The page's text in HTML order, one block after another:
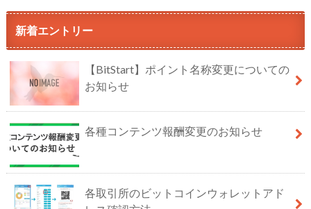
新着エントリー
【BitStart】ポイント名称変更についての
お知らせ
各種コンテンツ報酬変更のお知らせ
各取引所のビットコインウォレットアド